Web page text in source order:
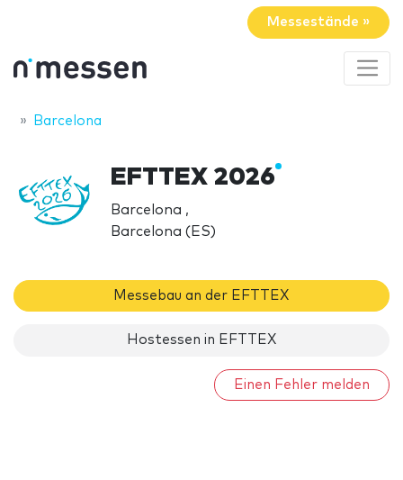
Messestände »
Barcelona
EFTTEX 2026
Barcelona ,
Barcelona (ES)
Messebau an der EFTTEX
Hostessen in EFTTEX
Einen Fehler melden